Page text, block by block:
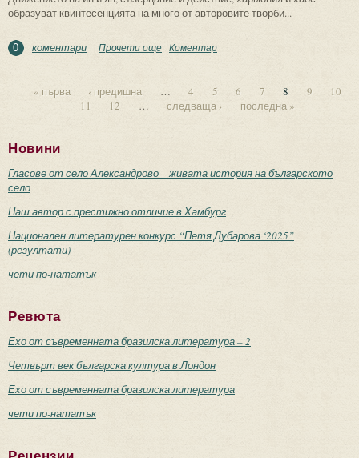
образуват квинтесенцията на много от авторовите творби...
0 коментари Прочети още about Темата за двойствеността в
Коментар
« първа ‹ предишна … 4 5 6 7 8 9
10
11
12 … следваща › последна »
Новини
Гласове от село Александрово – живата история на българското
село
Наш автор с престижно отличие в Хамбург
Национален литературен конкурс “Петя Дубарова ‘2025”
(резултати)
чети по-нататък
Ревюта
Ехо от съвременната бразилска литература – 2
Четвърт век българска култура в Лондон
Ехо от съвременната бразилска литература
чети по-нататък